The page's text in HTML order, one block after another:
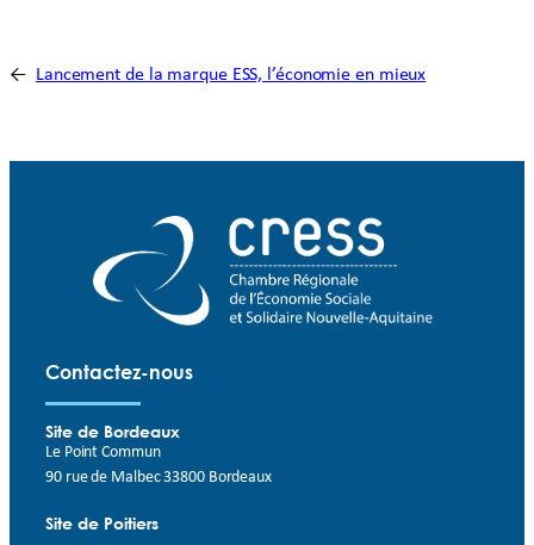
← Lancement de la marque ESS, l’économie en mieux
Contactez-nous
Site de Bordeaux
Le Point Commun
90 rue de Malbec 33800 Bordeaux
Site de Poitiers